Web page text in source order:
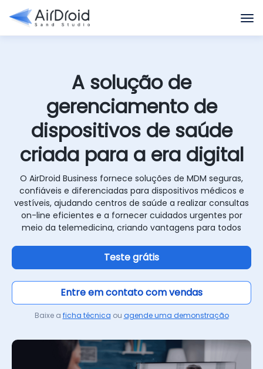
A solução de
gerenciamento de
dispositivos de saúde
criada para a era digital
O AirDroid Business fornece soluções de MDM seguras,
confiáveis e diferenciadas para dispositivos médicos e
vestíveis, ajudando centros de saúde a realizar consultas
on-line eficientes e a fornecer cuidados urgentes por
meio da telemedicina, criando vantagens para todos
Teste grátis
Entre em contato com vendas
Baixe a ficha técnica ou agende uma demonstração